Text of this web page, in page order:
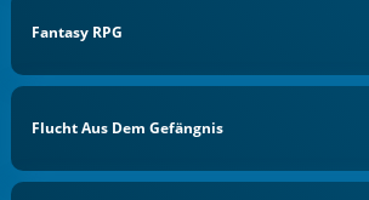
Fantasy RPG
Flucht Aus Dem Gefängnis